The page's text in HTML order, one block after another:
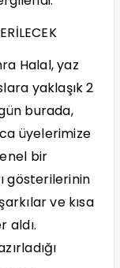
Halal, yaz
yaklaşık 2
burada,
üyelerimize
bir
gösterilerinin
ve kısa
aldı.